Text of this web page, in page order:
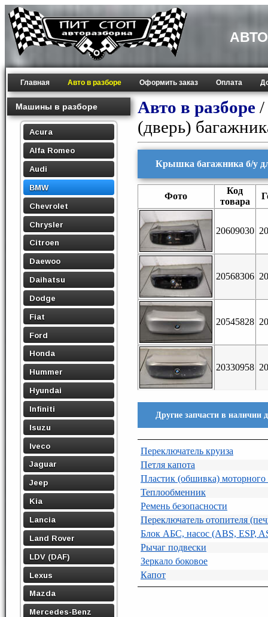
Главная Авто в разборе Оформить заказ Оплата
Машины в разборе
Acura
Alfa Romeo
Audi
BMW
Chevrolet
Chrysler
Citroen
Daewoo
Daihatsu
Dodge
Fiat
Ford
Honda
Hummer
Hyundai
Infiniti
Isuzu
Iveco
Jaguar
Jeep
Kia
Lancia
Land Rover
LDV (DAF)
Lexus
Mazda
Mercedes-Benz
Авто в разборе /
(дверь)
Крышка багажника б/у
Фото
Код
товара
20609030
20568306
20545828
20330958
Другие запчасти в наличии
Переключатель круиза
Петля капота
Пластик (обшивка) моторного
Теплообменник
Ремень безопасности
Переключатель отопителя
Блок АБС, насос (ABS, ESP,
Рычаг подвески
Зеркало боковое
Капот